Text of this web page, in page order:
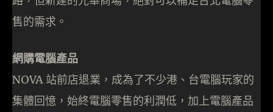
售的需求。
網購電腦產品
NOVA 站前店退業，成為了不少港、台電腦玩家的
集體回憶，始終電腦零售的利潤低，加上電腦產品